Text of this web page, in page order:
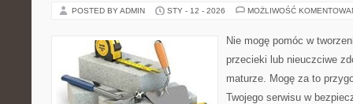
POSTED BY ADMIN STY - 12 - 2026 MOŻLIWOŚĆ
Nie mogę pomóc w
przecieki lub nieuczciwe
maturze. Mogę za to
Twojego serwisu w